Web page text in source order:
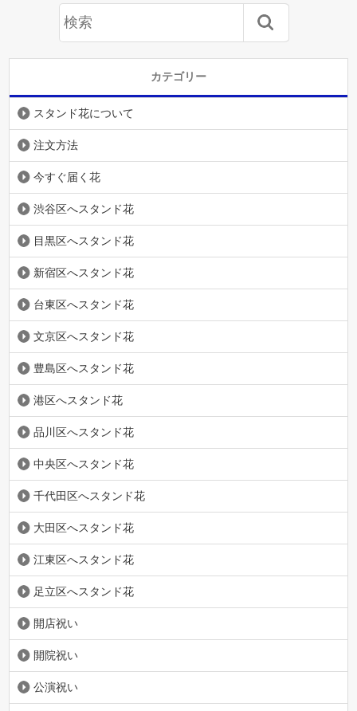
カテゴリー
スタンド花について
注文方法
今すぐ届く花
渋谷区へスタンド花
目黒区へスタンド花
新宿区へスタンド花
台東区へスタンド花
文京区へスタンド花
豊島区へスタンド花
港区へスタンド花
品川区へスタンド花
中央区へスタンド花
千代田区へスタンド花
大田区へスタンド花
江東区へスタンド花
足立区へスタンド花
開店祝い
開院祝い
公演祝い